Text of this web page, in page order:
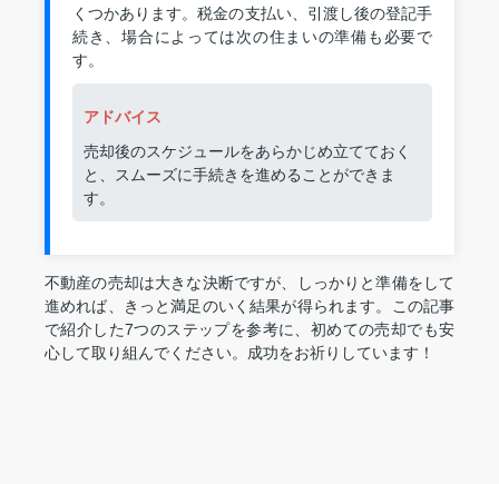
くつかあります。税金の支払い、引渡し後の登記手
続き、場合によっては次の住まいの準備も必要で
す。
アドバイス
売却後のスケジュールをあらかじめ立てておく
と、スムーズに手続きを進めることができま
す。
不動産の売却は大きな決断ですが、しっかりと準備をして
進めれば、きっと満足のいく結果が得られます。この記事
で紹介した7つのステップを参考に、初めての売却でも安
心して取り組んでください。成功をお祈りしています！